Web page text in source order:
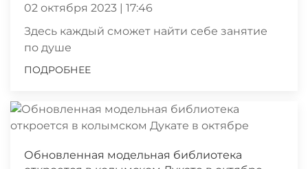
02 октября 2023 | 17:46
Здесь каждый сможет найти себе занятие
по душе
ПОДРОБНЕЕ
Обновленная модельная библиотека